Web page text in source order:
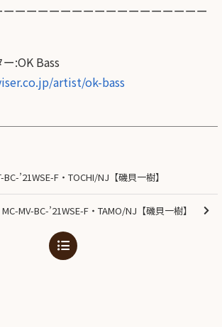
ーーーーーーーーーーーーーーーーー
:OK Bass
artist/ok-bass
BC-’21WSE-F・TOCHI/NJ【磯貝一樹】
MV-BC-’21WSE-F・TAMO/NJ【磯貝一樹】